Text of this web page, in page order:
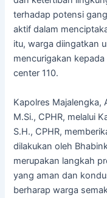
terhadap potensi
aktif dalam
itu, warga diingatkan
mencurigakan
center 110.
Kapolres Majalengka,
M.Si., CPHR, melalui
S.H., CPHR,
dilakukan oleh
merupakan langkah
yang aman dan
berharap warga